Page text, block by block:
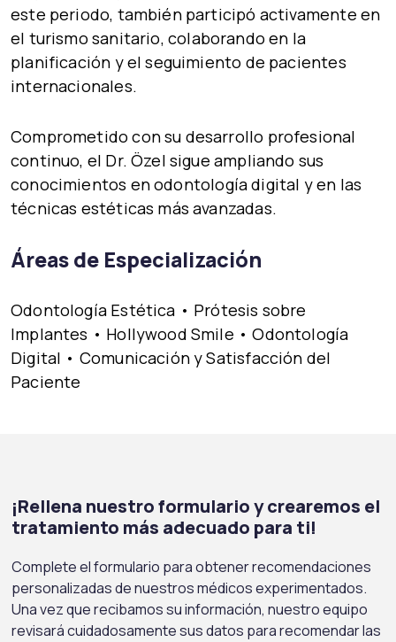
este periodo, también participó activamente en
el turismo sanitario, colaborando en la
planificación y el seguimiento de pacientes
internacionales.
Comprometido con su desarrollo profesional
continuo, el Dr. Özel sigue ampliando sus
conocimientos enodontología digital y en las
técnicas estéticas más avanzadas.
Áreas de Especialización
Odontología Estética • Prótesis sobre
Implantes • Hollywood Smile • Odontología
Digital • Comunicación y Satisfacción del
Paciente
¡Rellena nuestro formulario y crearemos el
tratamiento más adecuado para ti!
Complete el formulario para obtener recomendaciones
personalizadas de nuestros médicos experimentados.
Una vez que recibamos su información, nuestro equipo
revisará cuidadosamente sus datos para recomendar las